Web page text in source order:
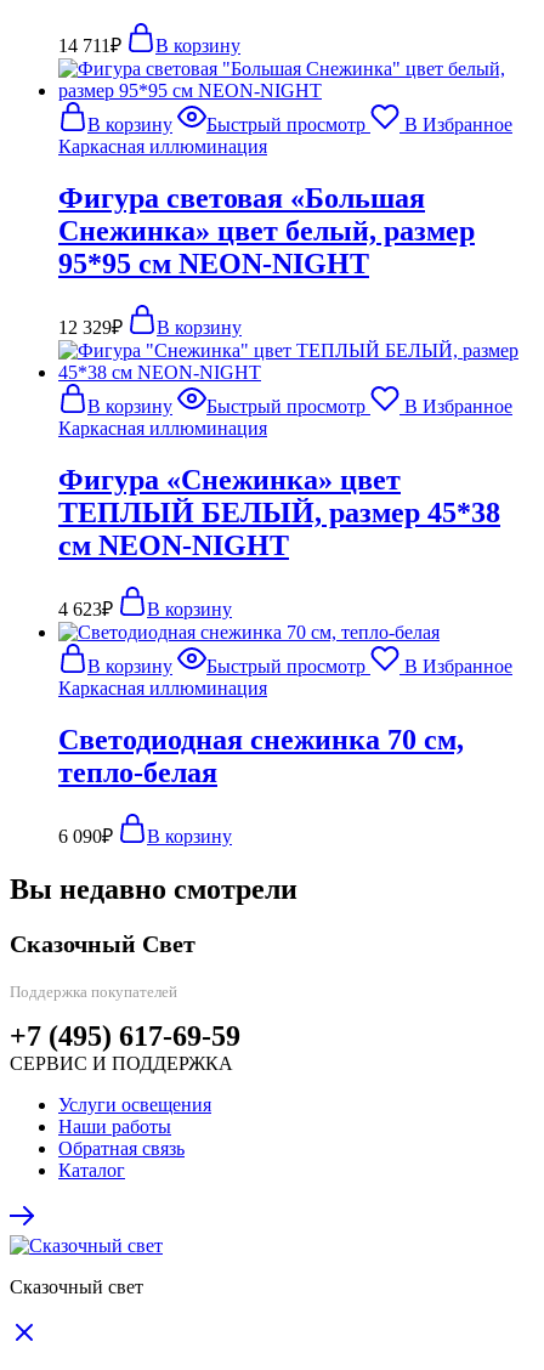
14 711₽ В корзину
В корзину Быстрый просмотр
В Избранное
Каркасная иллюминация
Фигура световая «Большая
Снежинка» цвет белый, размер
95*95 см NEON-NIGHT
12 329₽ В корзину
В корзину Быстрый просмотр
В Избранное
Каркасная иллюминация
Фигура «Снежинка» цвет
ТЕПЛЫЙ БЕЛЫЙ, размер 45*38
см NEON-NIGHT
4 623₽ В корзину
В корзину Быстрый просмотр
В Избранное
Каркасная иллюминация
Светодиодная снежинка 70 см,
тепло-белая
6 090₽ В корзину
Вы недавно смотрели
Сказочный Свет
Поддержка покупателей
+7 (495) 617-69-59
СЕРВИС И ПОДДЕРЖКА
Услуги освещения
Наши работы
Обратная связь
Каталог
Сказочный свет